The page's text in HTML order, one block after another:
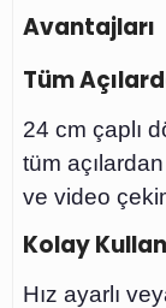
Avantajları
Tüm
24 cm çaplı
tüm
ve video
Kolay
Hız ayarlı